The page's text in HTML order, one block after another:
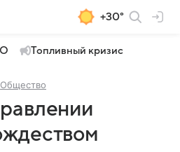
+30°
Топливный кризис
Общество